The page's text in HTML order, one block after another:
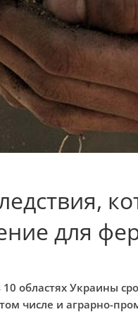
для
областях Украины
числе и аграрно-